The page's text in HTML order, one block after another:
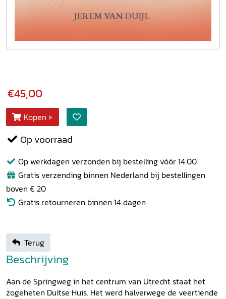
€45,00
Kopen
Op voorraad
Op werkdagen verzonden bij bestelling vóór 14.00
Gratis verzending binnen Nederland bij bestellingen
boven € 20
Gratis retourneren binnen 14 dagen
Terug
Beschrijving
Aan de Springweg in het centrum van Utrecht staat het
zogeheten Duitse Huis. Het werd halverwege de veertiende